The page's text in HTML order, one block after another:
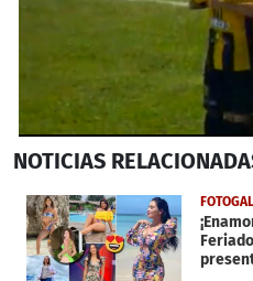
seconds
33
seconds
NOTICIAS